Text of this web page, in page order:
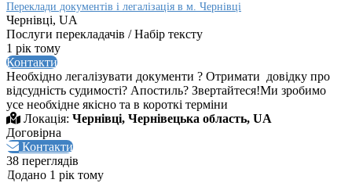
Переклади документів і легалізація в м. Чернівці
Чернівці, UA
Послуги перекладачів / Набір тексту
1 рік тому
Контакти
Необхідно легалізувати документи ? Отримати довідку про
відсудність судимості? Апостиль? Звертайтеся!Ми зробимо
усе необхідне якісно та в короткі терміни
Локація: Чернівці, Чернівецька область, UA
Договірна
Контакти
38 переглядів
Додано 1 рік тому